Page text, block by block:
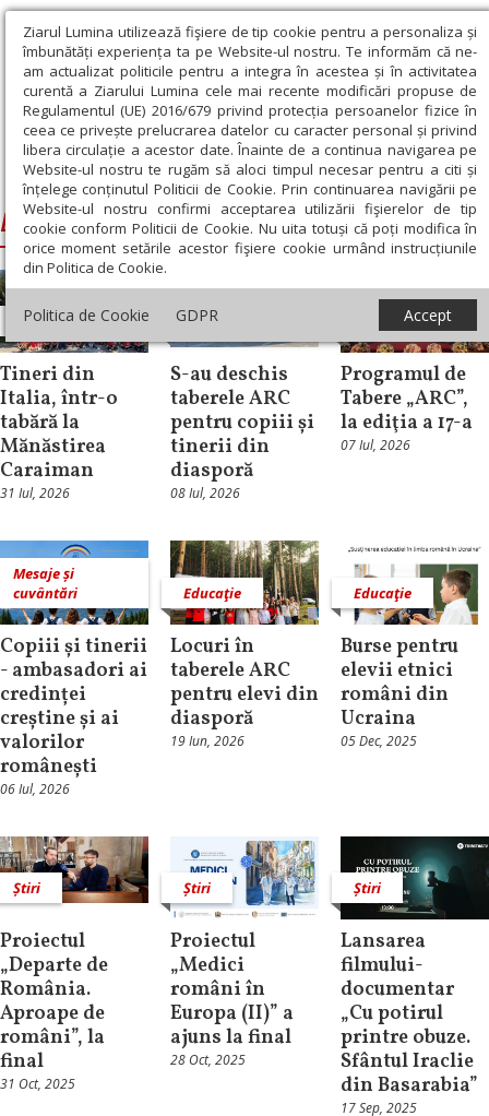
Ziarul Lumina utilizează fişiere de tip cookie pentru a personaliza și
îmbunătăți experiența ta pe Website-ul nostru. Te informăm că ne-
am actualizat politicile pentru a integra în acestea și în activitatea
curentă a Ziarului Lumina cele mai recente modificări propuse de
Regulamentul (UE) 2016/679 privind protecția persoanelor fizice în
ceea ce privește prelucrarea datelor cu caracter personal și privind
libera circulație a acestor date. Înainte de a continua navigarea pe
Website-ul nostru te rugăm să aloci timpul necesar pentru a citi și
înțelege conținutul Politicii de Cookie. Prin continuarea navigării pe
Website-ul nostru confirmi acceptarea utilizării fişierelor de tip
cookie conform Politicii de Cookie. Nu uita totuși că poți modifica în
orice moment setările acestor fişiere cookie urmând instrucțiunile
din Politica de Cookie.
Politica de Cookie GDPR Accept
Ziarul Lumina › DRP
DRP
Știri
Tineri din
Italia, într-o
tabără la
Mănăstirea
Caraiman
31 Iul, 2026
socială
S-au deschis
taberele ARC
pentru copiii și
tinerii din
diasporă
08 Iul, 2026
Programul de
Tabere „ARC”,
la ediţia a 17-a
07 Iul, 2026
Mesaje și
cuvântări
Copiii și tinerii
- ambasadori ai
credinței
creștine și ai
valorilor
românești
06 Iul, 2026
Educaţie
Locuri în
taberele ARC
pentru elevi din
diasporă
19 Iun, 2026
Educaţie
Burse pentru
elevii etnici
români din
Ucraina
05 Dec, 2025
Știri
Proiectul
„Departe de
România.
Aproape de
români”, la
final
31 Oct, 2025
Știri
Proiectul
„Medici
români în
Europa (II)” a
ajuns la final
28 Oct, 2025
Știri
Lansarea
filmului-
documentar
„Cu potirul
printre obuze.
Sfântul Iraclie
din Basarabia”
17 Sep, 2025